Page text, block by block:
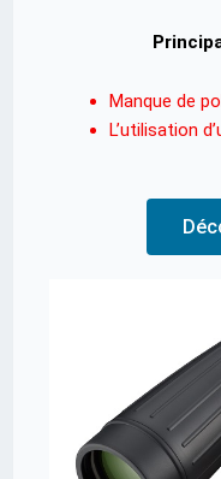
Manque de
L’utilisation